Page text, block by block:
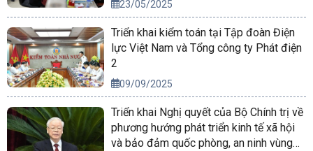
23/05/2025
Triển khai kiểm toán tại Tập đoàn Điện
lực Việt Nam và Tổng công ty Phát điện
2
09/09/2025
Triển khai Nghị quyết của Bộ Chính trị về
phương hướng phát triển kinh tế xã hội
và bảo đảm quốc phòng, an ninh vùng